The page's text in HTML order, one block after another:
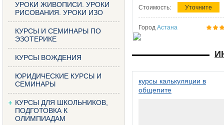
УРОКИ ЖИВОПИСИ. УРОКИ
РИСОВАНИЯ. УРОКИ ИЗО
КУРСЫ И СЕМИНАРЫ ПО
ЭЗОТЕРИКЕ
КУРСЫ ВОЖДЕНИЯ
ЮРИДИЧЕСКИЕ КУРСЫ И
СЕМИНАРЫ
КУРСЫ ДЛЯ ШКОЛЬНИКОВ,
ПОДГОТОВКА К
ОЛИМПИАДАМ
Стоимость: Уточните
Город Астана
курсы калькуляции в
общепите